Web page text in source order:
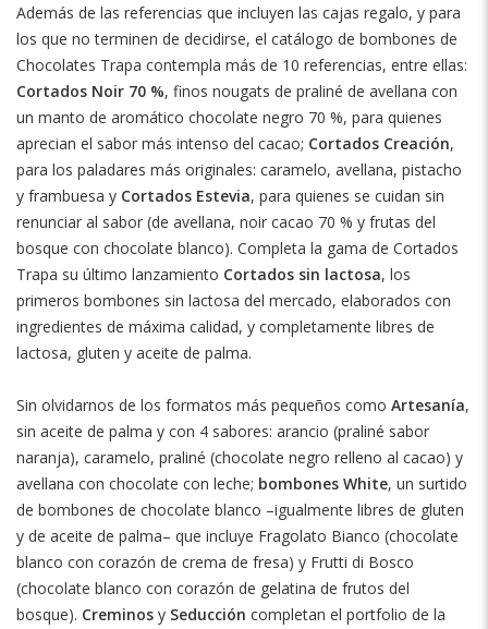
Además de las referencias que incluyen las cajas regalo, y para
los que no terminen de decidirse, el catálogo de bombones de
Chocolates Trapa contempla más de 10 referencias, entre ellas:
Cortados Noir 70 %, finos nougats de praliné de avellana con
un manto de aromático chocolate negro 70 %, para quienes
aprecian el sabor más intenso del cacao; Cortados Creación,
para los paladares más originales: caramelo, avellana, pistacho
y frambuesa y Cortados Estevia, para quienes se cuidan sin
renunciar al sabor (de avellana, noir cacao 70 % y frutas del
bosque con chocolate blanco). Completa la gama de Cortados
Trapa su último lanzamiento Cortados sin lactosa, los
primeros bombones sin lactosa del mercado, elaborados con
ingredientes de máxima calidad, y completamente libres de
lactosa, gluten y aceite de palma.
Sin olvidarnos de los formatos más pequeños como Artesanía,
sin aceite de palma y con 4 sabores: arancio (praliné sabor
naranja), caramelo, praliné (chocolate negro relleno al cacao) y
avellana con chocolate con leche; bombones White, un surtido
de bombones de chocolate blanco –igualmente libres de gluten
y de aceite de palma– que incluye Fragolato Bianco (chocolate
blanco con corazón de crema de fresa) y Frutti di Bosco
(chocolate blanco con corazón de gelatina de frutos del
bosque). Creminos y Seducción completan el portfolio de la